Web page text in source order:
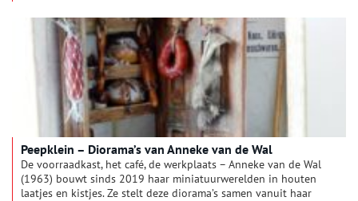
Van levendige markten tot stille straatjes, van kleurrijke
landschappen tot onverwachte doorkijkjes: de kunstenaars
laten alledaagse plekken in Frankrijk zien in al hun charme en
veelzijdigheid.
Peepklein – Diorama’s van Anneke van de Wal
De voorraadkast, het café, de werkplaats – Anneke van de Wal
(1963) bouwt sinds 2019 haar miniatuurwerelden in houten
laatjes en kistjes. Ze stelt deze diorama’s samen vanuit haar